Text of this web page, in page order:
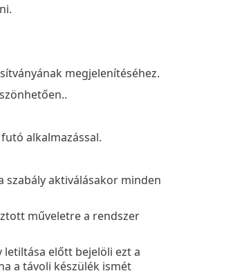
megjelenítéséhez.
alkalmazással.
szabály aktiválásakor minden
műveletre a rendszer
letiltása előtt bejelöli ezt a
a távoli készülék ismét